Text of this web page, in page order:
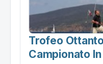
Trofeo
Campionato